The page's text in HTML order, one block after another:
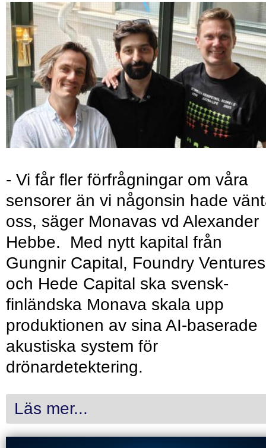
- Vi får fler förfrågningar om våra
sensorer än vi någonsin hade
oss, säger Monavas vd Alexander
Hebbe. Med nytt kapital från
Gungnir Capital, Foundry Ventures
och Hede Capital ska svensk-
finländska Monava skala upp
produktionen av sina AI-baserade
akustiska system för
drönardetektering.
Läs mer...